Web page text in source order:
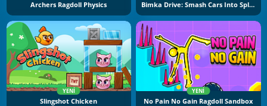
Archers Ragdoll Physics Bimka Drive: Smash Cars Into Splinters
YENI
Slingshot Chicken
YENI
No Pain No Gain Ragdoll Sandbox